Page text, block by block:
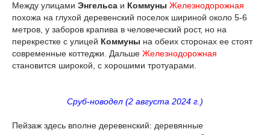
Между улицами Энгельса и Коммуны Железнодорожная
похожа на глухой деревенский поселок шириной около 5-6
метров, у заборов крапива в человеческий рост, но на
перекрестке с улицей Коммуны на обеих сторонах ее стоят
современные коттеджи. Дальше Железнодорожная
становится широкой, с хорошими тротуарами.
Сруб-новодел (2 августа 2024 г.)
Пейзаж здесь вполне деревенский: деревянные